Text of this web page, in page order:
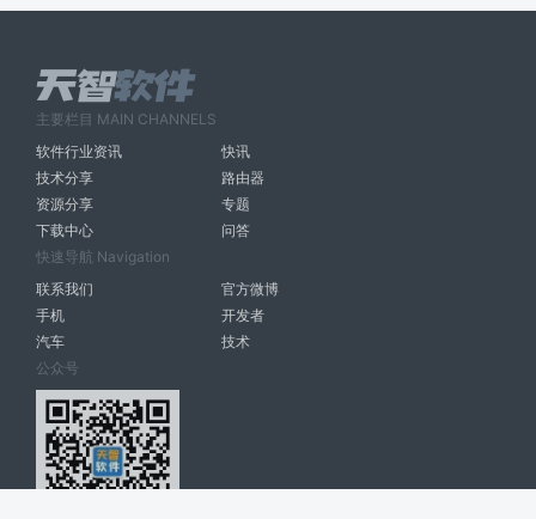
主要栏目 MAIN CHANNELS
软件行业资讯
快讯
技术分享
路由器
资源分享
专题
下载中心
问答
快速导航 Navigation
联系我们
官方微博
手机
开发者
汽车
技术
公众号